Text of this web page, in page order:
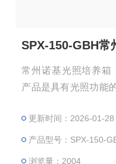
常州诺基光照培养箱
产品是具有光照功能
测定，以及其他用途
医药、农、林、环境
更新时间：2026-01-28
产品型号：SPX-150-
浏览量：2004